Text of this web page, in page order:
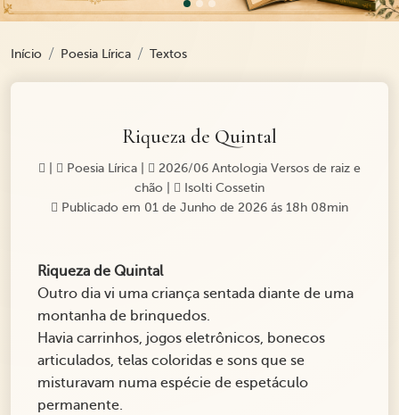
Início Poesia Lírica Textos
Riqueza de Quintal
Poesia Lírica
2026/06 Antologia Versos de raiz e
chão
Isolti Cossetin
Publicado em 01 de Junho de 2026 ás 18h 08min
Riqueza de Quintal
Outro dia vi uma criança sentada diante de uma
montanha de brinquedos.
Havia carrinhos, jogos eletrônicos, bonecos
articulados, telas coloridas e sons que se
misturavam numa espécie de espetáculo
permanente.